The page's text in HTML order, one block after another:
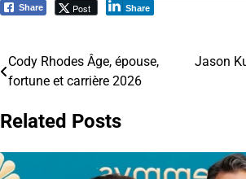
Share Post Share
Navigation
l’article
Cody Rhodes Âge, épouse,
fortune et carrière 2026
Jason
Related Posts